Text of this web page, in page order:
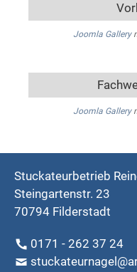
Joomla Gallery
Joomla Gallery
Stuckateurbetrieb
Steingartenstr. 23
70794 Filderstadt
0171 - 262 37 24